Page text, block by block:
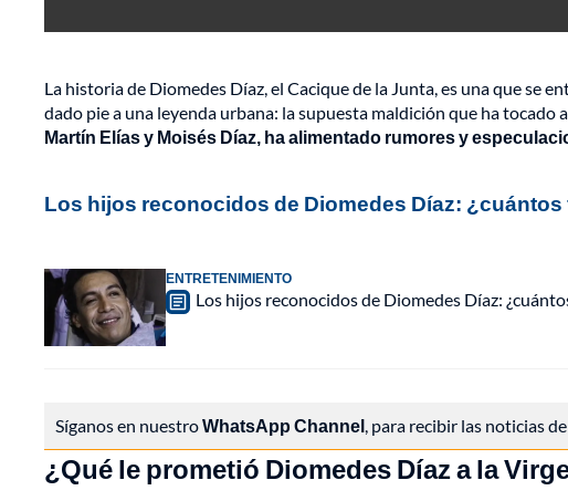
La historia de Diomedes Díaz, el Cacique de la Junta, es una que se
dado pie a una leyenda urbana: la supuesta maldición que ha tocado
Martín Elías y Moisés Díaz, ha alimentado rumores y
Los hijos reconocidos de Diomedes Díaz: ¿cuántos
ENTRETENIMIENTO
Los hijos reconocidos de Diomedes Díaz:
Síganos en nuestroWhatsApp Channel, para recibir las noticias
¿Qué le prometió Diomedes Díaz a la